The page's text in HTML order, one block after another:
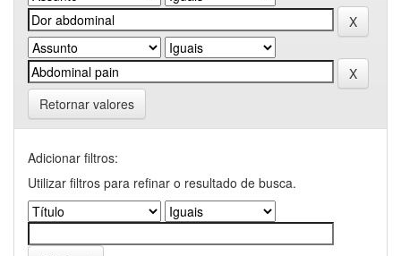
Retornar valores
Adicionar filtros:
Utilizar filtros para refinar o resultado de busca.